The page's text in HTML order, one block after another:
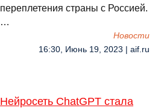
переплетения страны с Россией.
…
Новости
16:30, Июнь 19, 2023 | aif.ru
Нейросеть ChatGPT стала